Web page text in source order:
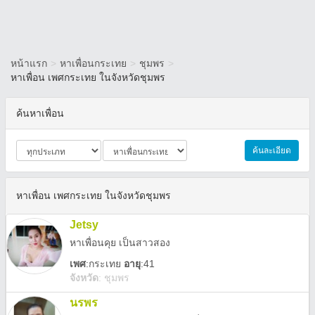
หน้าแรก > หาเพื่อนกระเทย > ชุมพร >
หาเพื่อน เพศกระเทย ในจังหวัดชุมพร
ค้นหาเพื่อน
ค้นละเอียด
หาเพื่อน เพศกระเทย ในจังหวัดชุมพร
Jetsy
หาเพื่อนคุย เป็นสาวสอง
เพศ:กระเทย อายุ:41
จังหวัด: ชุมพร
นรพร